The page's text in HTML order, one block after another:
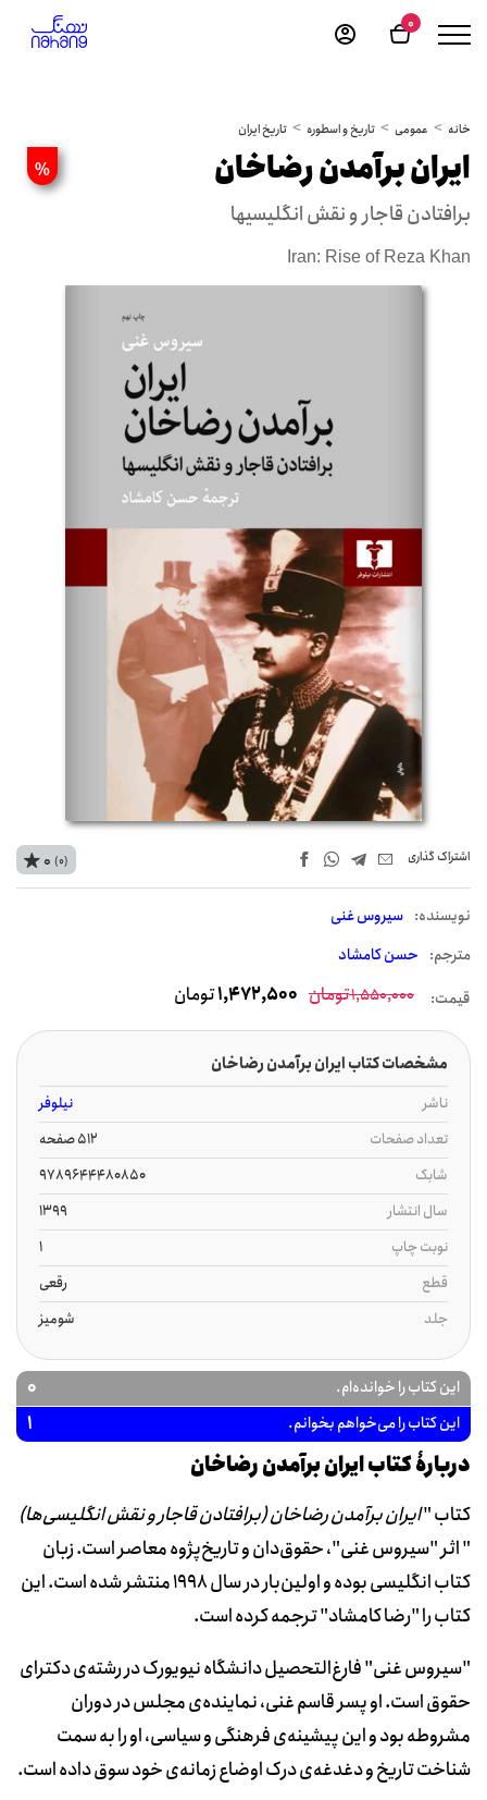
0
خانه عمومی تاریخ و اسطوره تاریخ ایران
% ایران برآمدن رضاخان
برافتادن قاجار و نقش انگلیسیها
Iran: Rise of Reza Khan
اشتراک‌ گذاری
نويسنده: سیروس غنی
مترجم: حسن کامشاد
0 (0)
قیمت: 1,550,000تومان 1,472,500تومان
مشخصات کتاب ایران برآمدن رضاخان
ناشر
نیلوفر
تعداد صفحات
512 صفحه
شابک
9789644480850
سال انتشار
1399
نوبت چاپ
1
قطع
رقعی
جلد
شومیز
این کتاب را خوانده‌ام. 0
این کتاب را می‌خواهم بخوانم. 1
دربارۀ کتاب ایران برآمدن رضاخان
کتاب "ایران برآمدن رضاخان (برافتادن قاجار و نقش انگلیسی‌ها)
" اثر "سیروس غنی"، حقوق‌دان و تاریخ‌پژوه معاصر است. زبان
کتاب انگلیسی بوده و اولین‌بار در سال 1998 منتشر شده است. این
کتاب را "رضا کامشاد" ترجمه کرده است.
"سیروس غنی" فارغ‌التحصیل دانشگاه نیویورک در رشته‌ی دکترای
حقوق است. او پسر قاسم غنی، نماینده‌ی مجلس در دوران
مشروطه بود و این پیشینه‌ی فرهنگی و سیاسی، او را به سمت
شناخت تاریخ و دغدغه‌ی درک اوضاع زمانه‌ی خود سوق داده است.